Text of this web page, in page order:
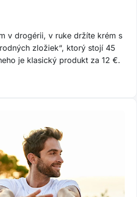
v drogérii, v ruke držíte krém s
zložiek“, ktorý stojí 45
je klasický produkt za 12 €.